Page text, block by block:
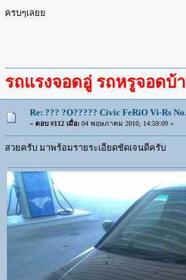
ครบๆเลยย
รถแรงจอดอู่ รถหรูจอดบ้
Re: ??? ?O????? Civic FeRiO Vi-Rs
« ตอบ #112 เมื่อ:04 พฤษภาคม 2010, 14:59:09 »
สวยครับ มาพร้อมรายระเอียดชัดเจนดีครับ